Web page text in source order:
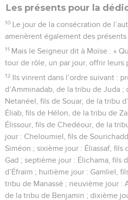
Les présents pour la
10 Le jour de la consécration de
amenèrent également des présents
11 Mais le Seigneur dit à Moïse : «
tour de rôle, un par jour, offrir leurs
12 Ils vinrent dans l’ordre suivant :
d’Amminadab, de la tribu de Juda ;
Netanéel, fils de Souar, de la tribu
Éliab, fils de Hélon, de la tribu de
Élissour, fils de Chedéour, de la
jour : Cheloumiel, fils de
Siméon ; sixième jour : Éliassaf, fils
Gad ; septième jour : Élichama, fils
d’Éfraïm ; huitième jour : Gamliel,
tribu de Manassé ; neuvième jour :
de la tribu de Benjamin ; dixième